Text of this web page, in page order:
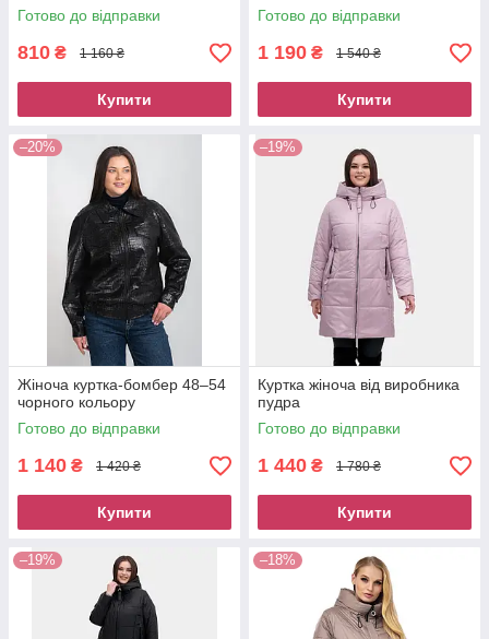
Готово до відправки
810 ₴ 1 160 ₴
Купити
Готово до відправки
1 190 ₴ 1 540 ₴
Купити
–20%
Жіноча куртка-бомбер 48–54
чорного кольору
Готово до відправки
1 140 ₴ 1 420 ₴
Купити
–19%
Куртка жіноча від виробника
пудра
Готово до відправки
1 440 ₴ 1 780 ₴
Купити
–19% –18%